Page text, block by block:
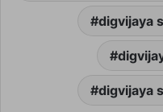
digvijaya
digvijaya